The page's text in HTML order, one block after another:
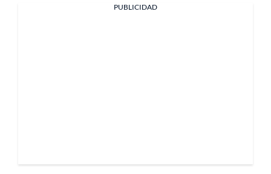
PUBLICIDAD